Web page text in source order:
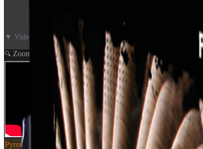
▼ Video neden for
🔍 Zoom
Pyroshow SKU:2625